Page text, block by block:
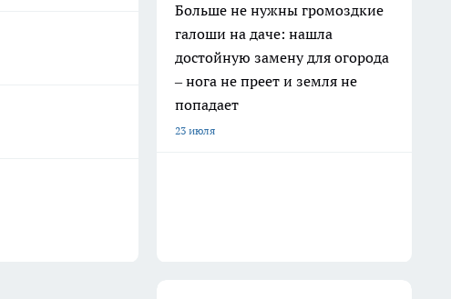
Больше не нужны громоздкие
галоши на даче: нашла
достойную замену для огорода
– нога не преет и земля не
попадает
23 июля